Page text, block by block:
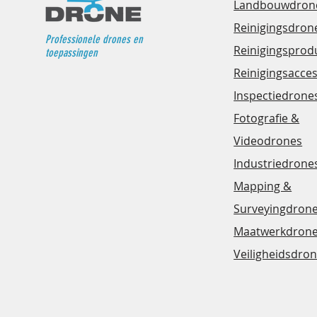
Professionele drones en
toepassingen
Fotografie &
Videodrones
Mapping &